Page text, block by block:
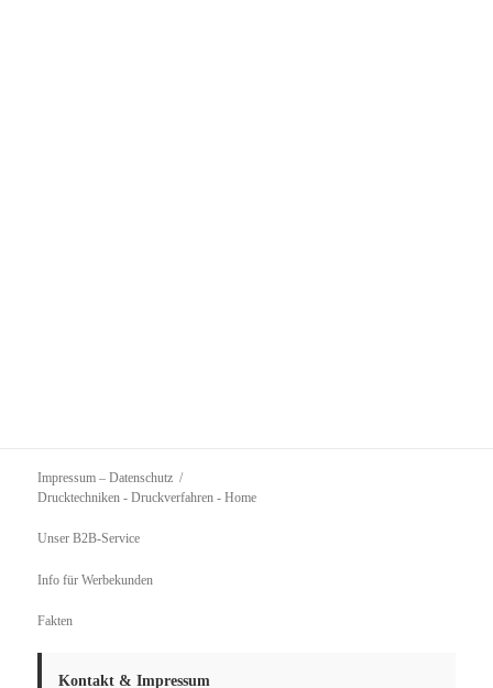
Impressum – Datenschutz
Drucktechniken - Druckverfahren - Home
Unser B2B-Service
Info für Werbekunden
Fakten
Kontakt & Impressum